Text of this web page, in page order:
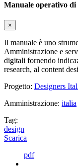
Manuale operativo di
×
Il manuale è uno
Amministrazione e
digitali fornendo
research, al content
Progetto: Designers
Amministrazione: italia
Tag:
design
Scarica
pdf